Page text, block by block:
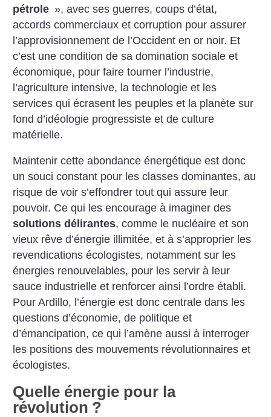
pétrole », avec ses guerres, coups d’état,
accords commerciaux et corruption pour assurer
l’approvisionnement de l’Occident en or noir. Et
c’est une condition de sa domination sociale et
économique, pour faire tourner l’industrie,
l’agriculture intensive, la technologie et les
services qui écrasent les peuples et la planète sur
fond d’idéologie progressiste et de culture
matérielle.
Maintenir cette abondance énergétique est donc
un souci constant pour les classes dominantes, au
risque de voir s’effondrer tout qui assure leur
pouvoir. Ce qui les encourage à imaginer des
solutions délirantes, comme le nucléaire et son
vieux rêve d’énergie illimitée, et à s’approprier les
revendications écologistes, notamment sur les
énergies renouvelables, pour les servir à leur
sauce industrielle et renforcer ainsi l’ordre établi.
Pour Ardillo, l’énergie est donc centrale dans les
questions d’économie, de politique et
d’émancipation, ce qui l’amène aussi à interroger
les positions des mouvements révolutionnaires et
écologistes.
Quelle énergie pour la
révolution ?